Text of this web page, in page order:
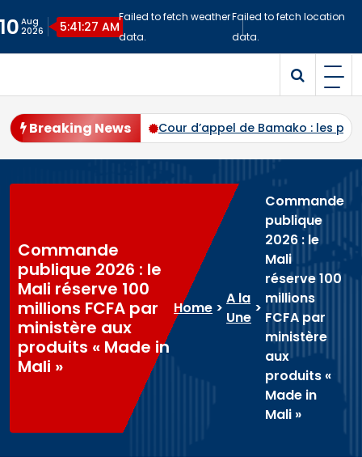
to
10 Aug
2026
5:41:28 AM
Failed to fetch weather
data.
Failed to fetch location
data.
Breaking News
plus de 94 % des voix Cour d’appel de Bamako : les
Commande
publique 2026 : le
Mali réserve 100
millions FCFA par
ministère aux
produits « Made in
Mali »
Home >
A la
Une
>
Commande
publique
2026 : le
Mali
réserve 100
millions
FCFA par
ministère
aux
produits «
Made in
Mali »